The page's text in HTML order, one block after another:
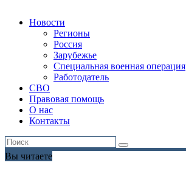
Новости
Регионы
Россия
Зарубежье
Специальная военная операция
Работодатель
СВО
Правовая помощь
О нас
Контакты
Вы читаете